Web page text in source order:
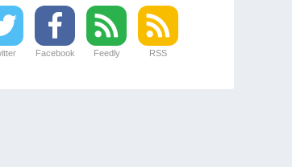
Facebook Feedly RSS